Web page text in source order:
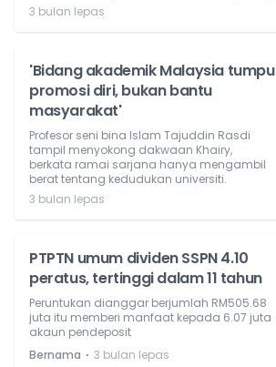
3 bulan lepas
'Bidang akademik Malaysia tumpu
promosi diri, bukan bantu
masyarakat'
Profesor seni bina Islam Tajuddin Rasdi
tampil menyokong dakwaan Khairy,
berkata ramai sarjana hanya mengambil
berat tentang kedudukan universiti.
3 bulan lepas
PTPTN umum dividen SSPN 4.10
peratus, tertinggi dalam 11 tahun
Peruntukan dianggar berjumlah RM505.68
juta itu memberi manfaat kepada 6.07 juta
akaun pendeposit
Bernama ⋅ 3 bulan lepas